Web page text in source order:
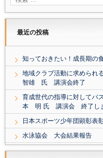
最近の投稿
知っておきたい！成長期の
地域クラブ活動に求められ
智雄 氏 講演会終了
育成世代の指導に対してバ
本 明 氏 講演会 終了し
日本スポーツ少年団顕彰
水泳協会 大会結果報告